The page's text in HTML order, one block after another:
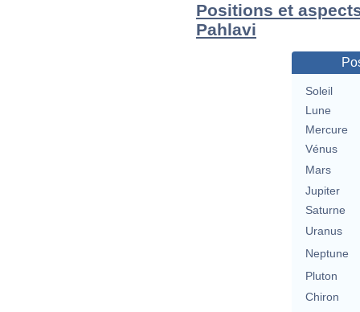
Positions et
Pahlavi
Soleil
Lune
Mercure
Vénus
Mars
Jupiter
Saturne
Uranus
Neptune
Pluton
Chiron